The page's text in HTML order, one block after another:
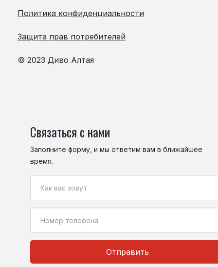
Политика конфиденциальности
Защита прав потребителей
© 2023 Диво Алтая
Связаться с нами
Заполните форму, и мы ответим вам в ближайшее
время.
Отправить